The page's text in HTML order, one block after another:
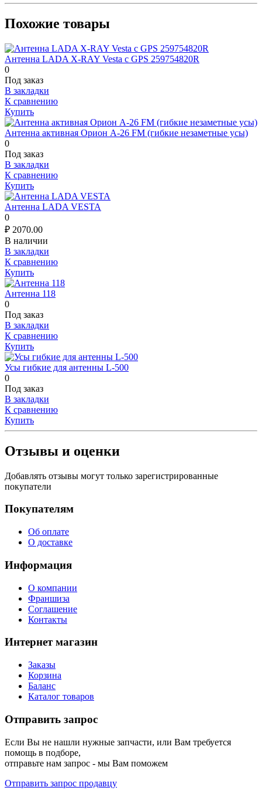
Похожие товары
Антенна LADA X-RAY Vesta с GPS 259754820R
0
Под заказ
В закладки
К сравнению
Купить
Антенна активная Орион А-26 FM (гибкие незаметные усы)
0
Под заказ
В закладки
К сравнению
Купить
Антенна LADA VESTA
0
₽ 2070.00
В наличии
В закладки
К сравнению
Купить
Антенна 118
0
Под заказ
В закладки
К сравнению
Купить
Усы гибкие для антенны L-500
0
Под заказ
В закладки
К сравнению
Купить
Отзывы и оценки
Добавлять отзывы могут только зарегистрированные
покупатели
Покупателям
Об оплате
О доставке
Информация
О компании
Франшиза
Соглашение
Контакты
Интернет магазин
Заказы
Корзина
Баланс
Каталог товаров
Отправить запрос
Если Вы не нашли нужные запчасти, или Вам требуется
помощь в подборе,
отправьте нам запрос - мы Вам поможем
Отправить запрос продавцу